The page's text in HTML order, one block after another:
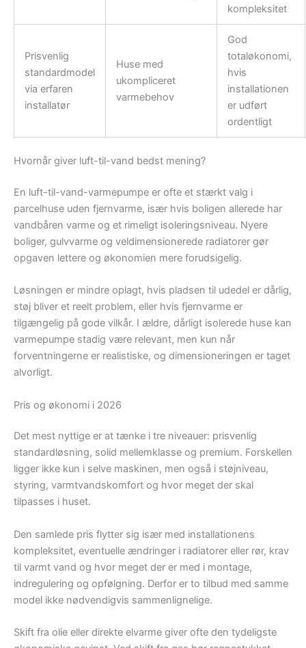
kompleksitet
Prisvenlig
standardmodel
via erfaren
installatør
Huse med
ukompliceret
varmebehov
God
totaløkonomi,
hvis
installationen
er udført
ordentligt
Hvornår giver luft-til-vand bedst mening?
En luft-til-vand-varmepumpe er ofte et stærkt valg i
parcelhuse uden fjernvarme, især hvis boligen allerede har
vandbåren varme og et rimeligt isoleringsniveau. Nyere
boliger, gulvvarme og veldimensionerede radiatorer gør
opgaven lettere og økonomien mere forudsigelig.
Løsningen er mindre oplagt, hvis pladsen til udedel er dårlig,
støj bliver et reelt problem, eller hvis fjernvarme er
tilgængelig på gode vilkår. I ældre, dårligt isolerede huse kan
varmepumpe stadig være relevant, men kun når
forventningerne er realistiske, og dimensioneringen er taget
alvorligt.
Pris og økonomi i 2026
Det mest nyttige er at tænke i tre niveauer: prisvenlig
standardløsning, solid mellemklasse og premium. Forskellen
ligger ikke kun i selve maskinen, men også i støjniveau,
styring, varmtvandskomfort og hvor meget der skal
tilpasses i huset.
Den samlede pris flytter sig især med installationens
kompleksitet, eventuelle ændringer i radiatorer eller rør, krav
til varmt vand og hvor meget der er med i montage,
indregulering og opfølgning. Derfor er to tilbud med samme
model ikke nødvendigvis sammenlignelige.
Skift fra olie eller direkte elvarme giver ofte den tydeligste